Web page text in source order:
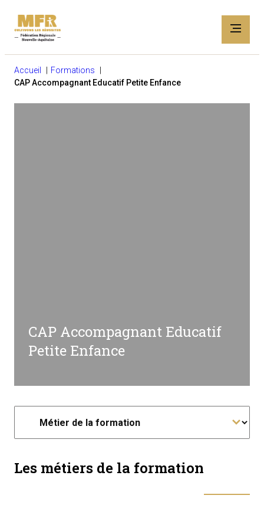
Accueil
Formations
CAP Accompagnant Educatif Petite Enfance
CAP Accompagnant Educatif
Petite Enfance
Les métiers de la formation